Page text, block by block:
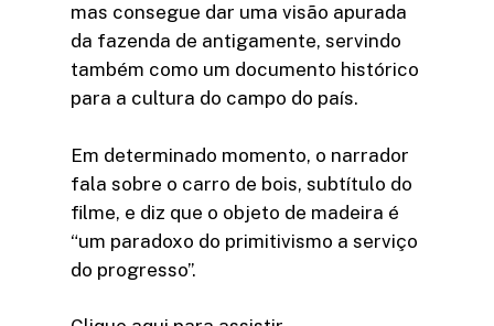
mas consegue dar uma visão apurada
da fazenda de antigamente, servindo
também como um documento histórico
para a cultura do campo do país.
Em determinado momento, o narrador
fala sobre o carro de bois, subtítulo do
filme, e diz que o objeto de madeira é
“um paradoxo do primitivismo a serviço
do progresso’’.